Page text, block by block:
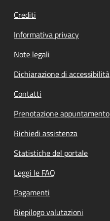
Crediti
Informativa privacy
Note legali
Dichiarazione di accessibilità
Contatti
Prenotazione appuntamento
Richiedi assistenza
Statistiche del portale
Leggi le FAQ
Pagamenti
Riepilogo valutazioni